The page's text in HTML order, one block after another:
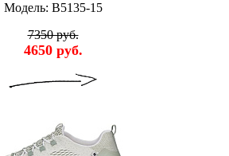
Модель: B5135-15
7350 руб.
4650 руб.